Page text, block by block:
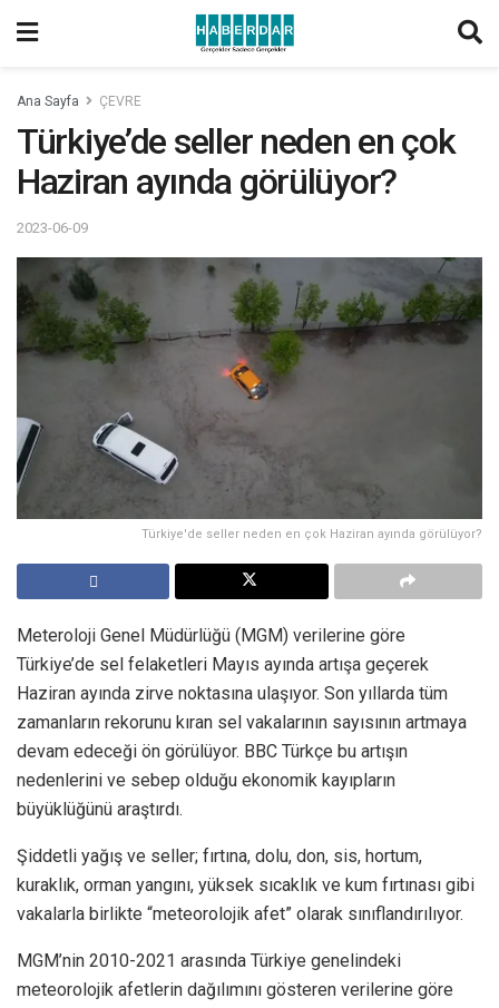
Ana Sayfa ÇEVRE
Türkiye’de seller neden en çok
Haziran ayında görülüyor?
2023-06-09
Türkiye'de seller neden en çok Haziran ayında görülüyor?
Meteroloji Genel Müdürlüğü (MGM) verilerine göre
Türkiye’de sel felaketleri Mayıs ayında artışa geçerek
Haziran ayında zirve noktasına ulaşıyor. Son yıllarda tüm
zamanların rekorunu kıran sel vakalarının sayısının artmaya
devam edeceği ön görülüyor. BBC Türkçe bu artışın
nedenlerini ve sebep olduğu ekonomik kayıpların
büyüklüğünü araştırdı.
Şiddetli yağış ve seller; fırtına, dolu, don, sis, hortum,
kuraklık, orman yangını, yüksek sıcaklık ve kum fırtınası gibi
vakalarla birlikte “meteorolojik afet” olarak sınıflandırılıyor.
MGM’nin 2010-2021 arasında Türkiye genelindeki
meteorolojik afetlerin dağılımını gösteren verilerine göre